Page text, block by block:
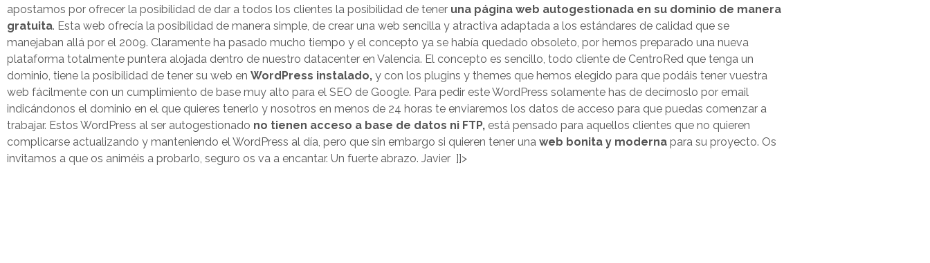
apostamos por ofrecer la posibilidad de dar a todos los clientes la posibilidad de tener una página web autogestionada en su dominio de manera
gratuita. Esta web ofrecía la posibilidad de manera simple, de crear una web sencilla y atractiva adaptada a los estándares de calidad que se
manejaban allá por el 2009. Claramente ha pasado mucho tiempo y el concepto ya se había quedado obsoleto, por hemos preparado una nueva
plataforma totalmente puntera alojada dentro de nuestro datacenter en Valencia. El concepto es sencillo, todo cliente de CentroRed que tenga un
dominio, tiene la posibilidad de tener su web en WordPress instalado, y con los plugins y themes que hemos elegido para que podáis tener vuestra
web fácilmente con un cumplimiento de base muy alto para el SEO de Google. Para pedir este WordPress solamente has de decírnoslo por email
indicándonos el dominio en el que quieres tenerlo y nosotros en menos de 24 horas te enviaremos los datos de acceso para que puedas comenzar a
trabajar. Estos WordPress al ser autogestionado no tienen acceso a base de datos ni FTP, está pensado para aquellos clientes que no quieren
complicarse actualizando y manteniendo el WordPress al día, pero que sin embargo si quieren tener una web bonita y moderna para su proyecto. Os
invitamos a que os animéis a probarlo, seguro os va a encantar. Un fuerte abrazo. Javier ]]>